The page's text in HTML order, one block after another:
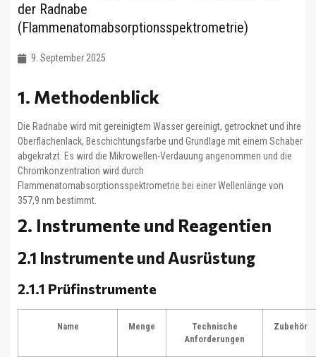
der Radnabe
(Flammenatomabsorptionsspektrometrie)
9. September 2025
1. Methodenblick
Die Radnabe wird mit gereinigtem Wasser gereinigt, getrocknet und ihre
Oberflächenlack, Beschichtungsfarbe und Grundlage mit einem Schaber
abgekratzt. Es wird die Mikrowellen-Verdauung angenommen und die
Chromkonzentration wird durch
Flammenatomabsorptionsspektrometrie bei einer Wellenlänge von
357,9 nm bestimmt.
2. Instrumente und Reagentien
2.1 Instrumente und Ausrüstung
2.1.1 Prüfinstrumente
Name Menge
Technische
Anforderungen
Zubehör